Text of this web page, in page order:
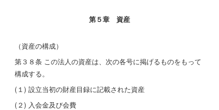
第５章 資産
（資産の構成）
第３８条 この法人の資産は、次の各号に掲げるものをもって
構成する。
(１) 設立当初の財産目録に記載された資産
(２) 入会金及び会費